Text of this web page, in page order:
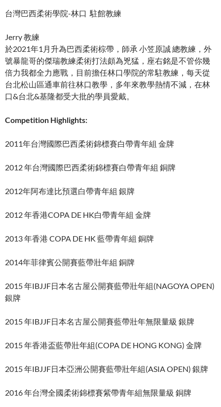
台灣巴西柔術學院-林口 駐館教練
Jerry 教練
於2021年1月升為巴西柔術棕帶，師承 小笠原誠 總教練，外
號暴龍哥的傑瑞教練柔術打法頗為兇猛，座右銘是不管你幾
倍力我都全力應戰，目前擔任林口學院的常駐教練，每天從
台北松山區通車前往林口教學，多年來教學熱情不減，在林
口&台北&基隆都受大批的學員愛戴。
Competition Highlights:
2011年台灣國際巴西柔術錦標賽白帶青年組 金牌
2012 年台灣國際巴西柔術錦標賽白帶青年組 銅牌
2012年阿布達比預選白帶青年組 銀牌
2012 年香港COPA DE HK白帶青年組 金牌
2013 年香港 COPA DE HK 藍帶青年組 銅牌
2014年菲律賓公開賽藍帶壯年組 銅牌
2015 年IBJJF日本名古屋公開賽藍帶壯年組(NAGOYA OPEN)
銀牌
2015 年IBJJF日本名古屋公開賽藍帶壯年無限量級 銀牌
2015 年香港盃藍帶壯年組(COPA DE HONG KONG) 金牌
2015 年IBJJF日本亞洲公開賽藍帶壯年組(ASIA OPEN) 銀牌
2016 年台灣全國柔術錦標賽紫帶青年組無限量級 銅牌